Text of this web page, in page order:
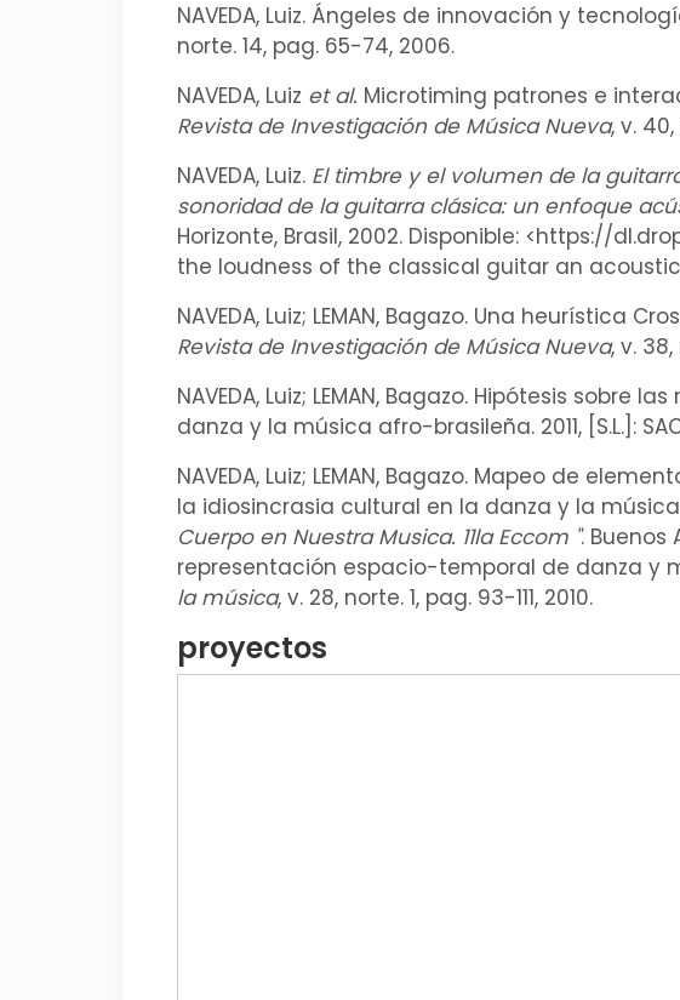
NAVEDA, Luiz. Ángeles de innovación y
norte. 14, pag. 65-74, 2006.
NAVEDA, Luiz et al. Microtiming patrones e
Revista de Investigación de Música Nueva, v.
NAVEDA, Luiz. El timbre y el volumen de la
sonoridad de la guitarra clásica: un enfoque
Horizonte, Brasil, 2002. Disponible: <https://
the loudness of the classical guitar an
NAVEDA, Luiz; LEMAN, Bagazo. Una
Revista de Investigación de Música Nueva, v.
NAVEDA, Luiz; LEMAN, Bagazo. Hipótesis
danza y la música afro-brasileña. 2011, [S.L.]:
NAVEDA, Luiz; LEMAN, Bagazo. Mapeo de
la idiosincrasia cultural en la danza y la música
Cuerpo en Nuestra Musica. 11la Eccom ". Buenos
representación espacio-temporal de danza y
la música, v. 28, norte. 1, pag. 93-111, 2010.
proyectos